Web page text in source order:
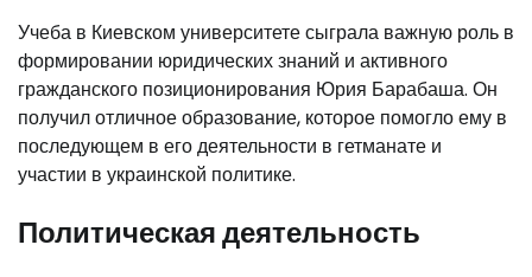
Учеба в Киевском университете сыграла важную роль в
формировании юридических знаний и активного
гражданского позиционирования Юрия Барабаша. Он
получил отличное образование, которое помогло ему в
последующем в его деятельности в гетманате и
участии в украинской политике.
Политическая деятельность